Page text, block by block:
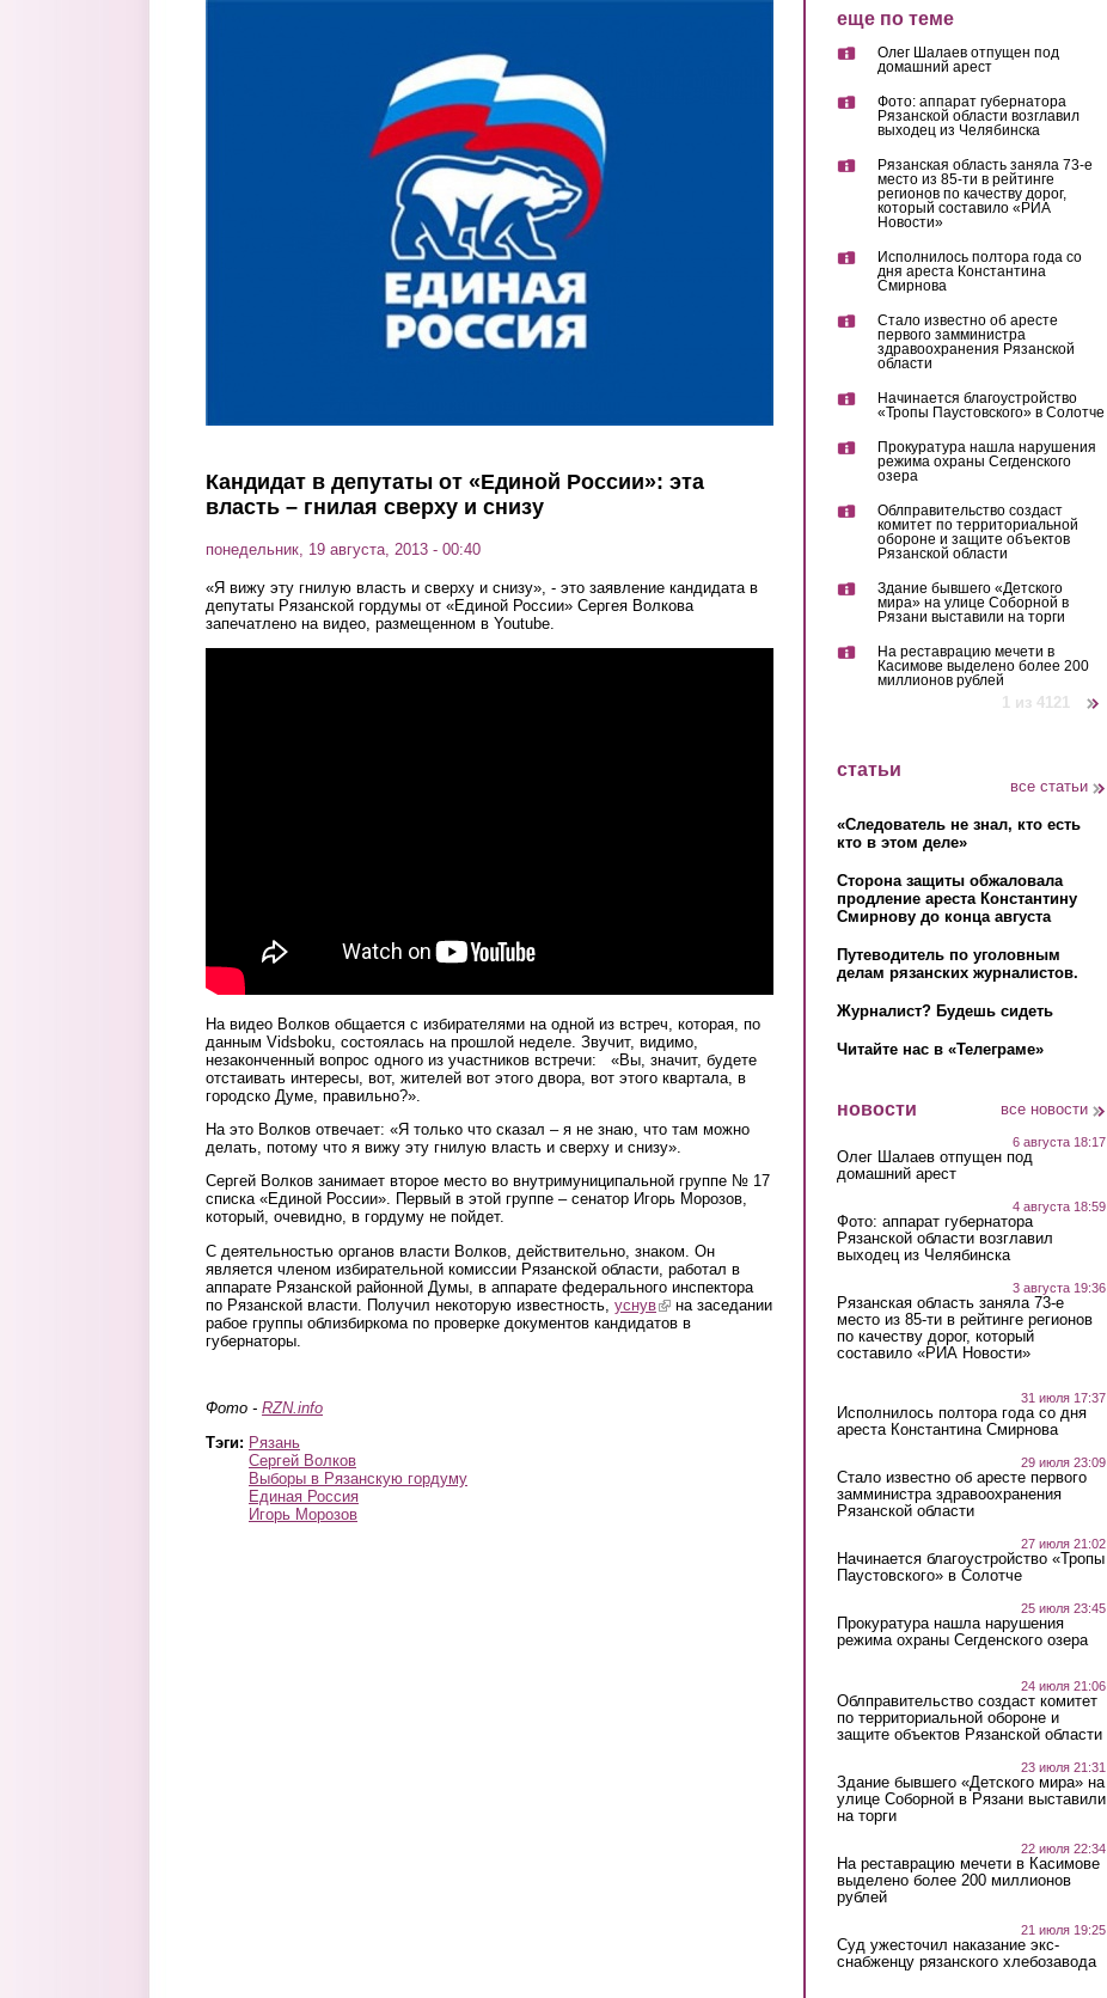
Кандидат в депутаты от «Единой России»: эта
власть – гнилая сверху и снизу
понедельник, 19 августа, 2013 - 00:40
«Я вижу эту гнилую власть и сверху и снизу», - это заявление кандидата в
депутаты Рязанской гордумы от «Единой России» Сергея Волкова
запечатлено на видео, размещенном в Youtube.
Рязань. Кандидат от "Единой России" Сергей Волков: "власть прогнила и сверху, и снизу"
На видео Волков общается с избирателями на одной из встреч, которая, по
данным Vidsboku, состоялась на прошлой неделе. Звучит, видимо,
незаконченный вопрос одного из участников встречи: «Вы, значит, будете
отстаивать интересы, вот, жителей вот этого двора, вот этого квартала, в
городско Думе, правильно?».
На это Волков отвечает: «Я только что сказал – я не знаю, что там можно
делать, потому что я вижу эту гнилую власть и сверху и снизу».
Сергей Волков занимает второе место во внутримуниципальной группе № 17
списка «Единой России». Первый в этой группе – сенатор Игорь Морозов,
который, очевидно, в гордуму не пойдет.
С деятельностью органов власти Волков, действительно, знаком. Он
является членом избирательной комиссии Рязанской области, работал в
аппарате Рязанской районной Думы, в аппарате федерального инспектора
по Рязанской власти. Получил некоторую известность, уснув(link is external)
на заседании
рабое группы облизбиркома по проверке документов кандидатов в
губернаторы.
Фото - RZN.info
Тэги: Рязань
Сергей Волков
Выборы в Рязанскую гордуму
Единая Россия
Игорь Морозов
еще по теме
Олег Шалаев отпущен под
домашний арест
Фото: аппарат губернатора
Рязанской области возглавил
выходец из Челябинска
Рязанская область заняла 73-е
место из 85-ти в рейтинге
регионов по качеству дорог,
который составило «РИА
Новости»
Исполнилось полтора года со
дня ареста Константина
Смирнова
Стало известно об аресте
первого замминистра
здравоохранения Рязанской
области
Начинается благоустройство
«Тропы Паустовского» в Солотче
Прокуратура нашла нарушения
режима охраны Сегденского
озера
Облправительство создаст
комитет по территориальной
обороне и защите объектов
Рязанской области
Здание бывшего «Детского
мира» на улице Соборной в
Рязани выставили на торги
На реставрацию мечети в
Касимове выделено более 200
миллионов рублей
1 из 4121
статьи
все статьи
«Следователь не знал, кто есть
кто в этом деле»
Сторона защиты обжаловала
продление ареста Константину
Смирнову до конца августа
Путеводитель по уголовным
делам рязанских журналистов.
Журналист? Будешь сидеть
Читайте нас в «Телеграме»
новости все новости
6 августа 18:17
Олег Шалаев отпущен под
домашний арест
4 августа 18:59
Фото: аппарат губернатора
Рязанской области возглавил
выходец из Челябинска
3 августа 19:36
Рязанская область заняла 73-е
место из 85-ти в рейтинге регионов
по качеству дорог, который
составило «РИА Новости»
31 июля 17:37
Исполнилось полтора года со дня
ареста Константина Смирнова
29 июля 23:09
Стало известно об аресте первого
замминистра здравоохранения
Рязанской области
27 июля 21:02
Начинается благоустройство «Тропы
Паустовского» в Солотче
25 июля 23:45
Прокуратура нашла нарушения
режима охраны Сегденского озера
24 июля 21:06
Облправительство создаст комитет
по территориальной обороне и
защите объектов Рязанской области
23 июля 21:31
Здание бывшего «Детского мира» на
улице Соборной в Рязани выставили
на торги
22 июля 22:34
На реставрацию мечети в Касимове
выделено более 200 миллионов
рублей
21 июля 19:25
Суд ужесточил наказание экс-
снабженцу рязанского хлебозавода